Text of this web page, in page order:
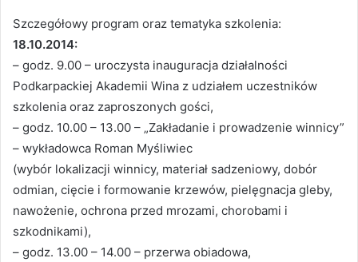
Szczegółowy program oraz tematyka szkolenia:
18.10.2014:
– godz. 9.00 – uroczysta inauguracja działalności
Podkarpackiej Akademii Wina z udziałem uczestników
szkolenia oraz zaproszonych gości,
– godz. 10.00 – 13.00 – „Zakładanie i prowadzenie winnicy”
– wykładowca Roman Myśliwiec
(wybór lokalizacji winnicy, materiał sadzeniowy, dobór
odmian, cięcie i formowanie krzewów, pielęgnacja gleby,
nawożenie, ochrona przed mrozami, chorobami i
szkodnikami),
– godz. 13.00 – 14.00 – przerwa obiadowa,